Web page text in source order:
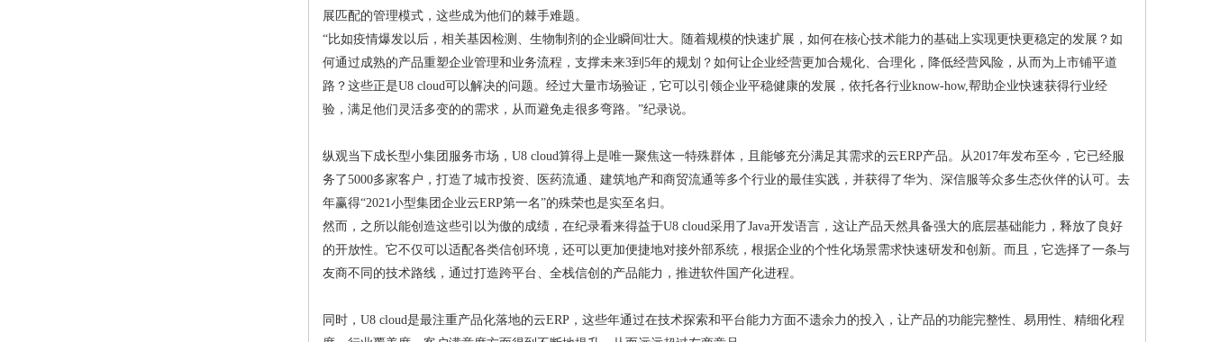
展匹配的管理模式，这些成为他们的棘手难题。
“比如疫情爆发以后，相关基因检测、生物制剂的企业瞬间壮大。随着规模的快速扩展，如何在核心技术能力的基础上实现更快更稳定的发展？如
何通过成熟的产品重塑企业管理和业务流程，支撑未来3到5年的规划？如何让企业经营更加合规化、合理化，降低经营风险，从而为上市铺平道
路？这些正是U8 cloud可以解决的问题。经过大量市场验证，它可以引领企业平稳健康的发展，依托各行业know-how,帮助企业快速获得行业经
验，满足他们灵活多变的的需求，从而避免走很多弯路。”纪录说。
纵观当下成长型小集团服务市场，U8 cloud算得上是唯一聚焦这一特殊群体，且能够充分满足其需求的云ERP产品。从2017年发布至今，它已经服
务了5000多家客户，打造了城市投资、医药流通、建筑地产和商贸流通等多个行业的最佳实践，并获得了华为、深信服等众多生态伙伴的认可。去
年赢得“2021小型集团企业云ERP第一名”的殊荣也是实至名归。
然而，之所以能创造这些引以为傲的成绩，在纪录看来得益于U8 cloud采用了Java开发语言，这让产品天然具备强大的底层基础能力，释放了良好
的开放性。它不仅可以适配各类信创环境，还可以更加便捷地对接外部系统，根据企业的个性化场景需求快速研发和创新。而且，它选择了一条与
友商不同的技术路线，通过打造跨平台、全栈信创的产品能力，推进软件国产化进程。
同时，U8 cloud是最注重产品化落地的云ERP，这些年通过在技术探索和平台能力方面不遗余力的投入，让产品的功能完整性、易用性、精细化程